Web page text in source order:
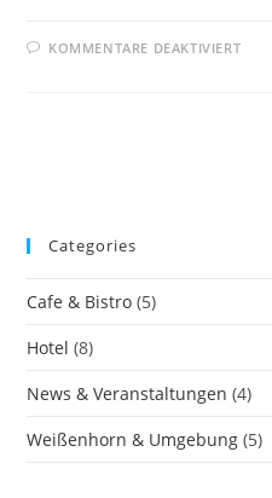
KOMMENTARE DEAKTIVIERT
Categories
Cafe & Bistro (5)
Hotel (8)
News & Veranstaltungen (4)
Weißenhorn & Umgebung (5)